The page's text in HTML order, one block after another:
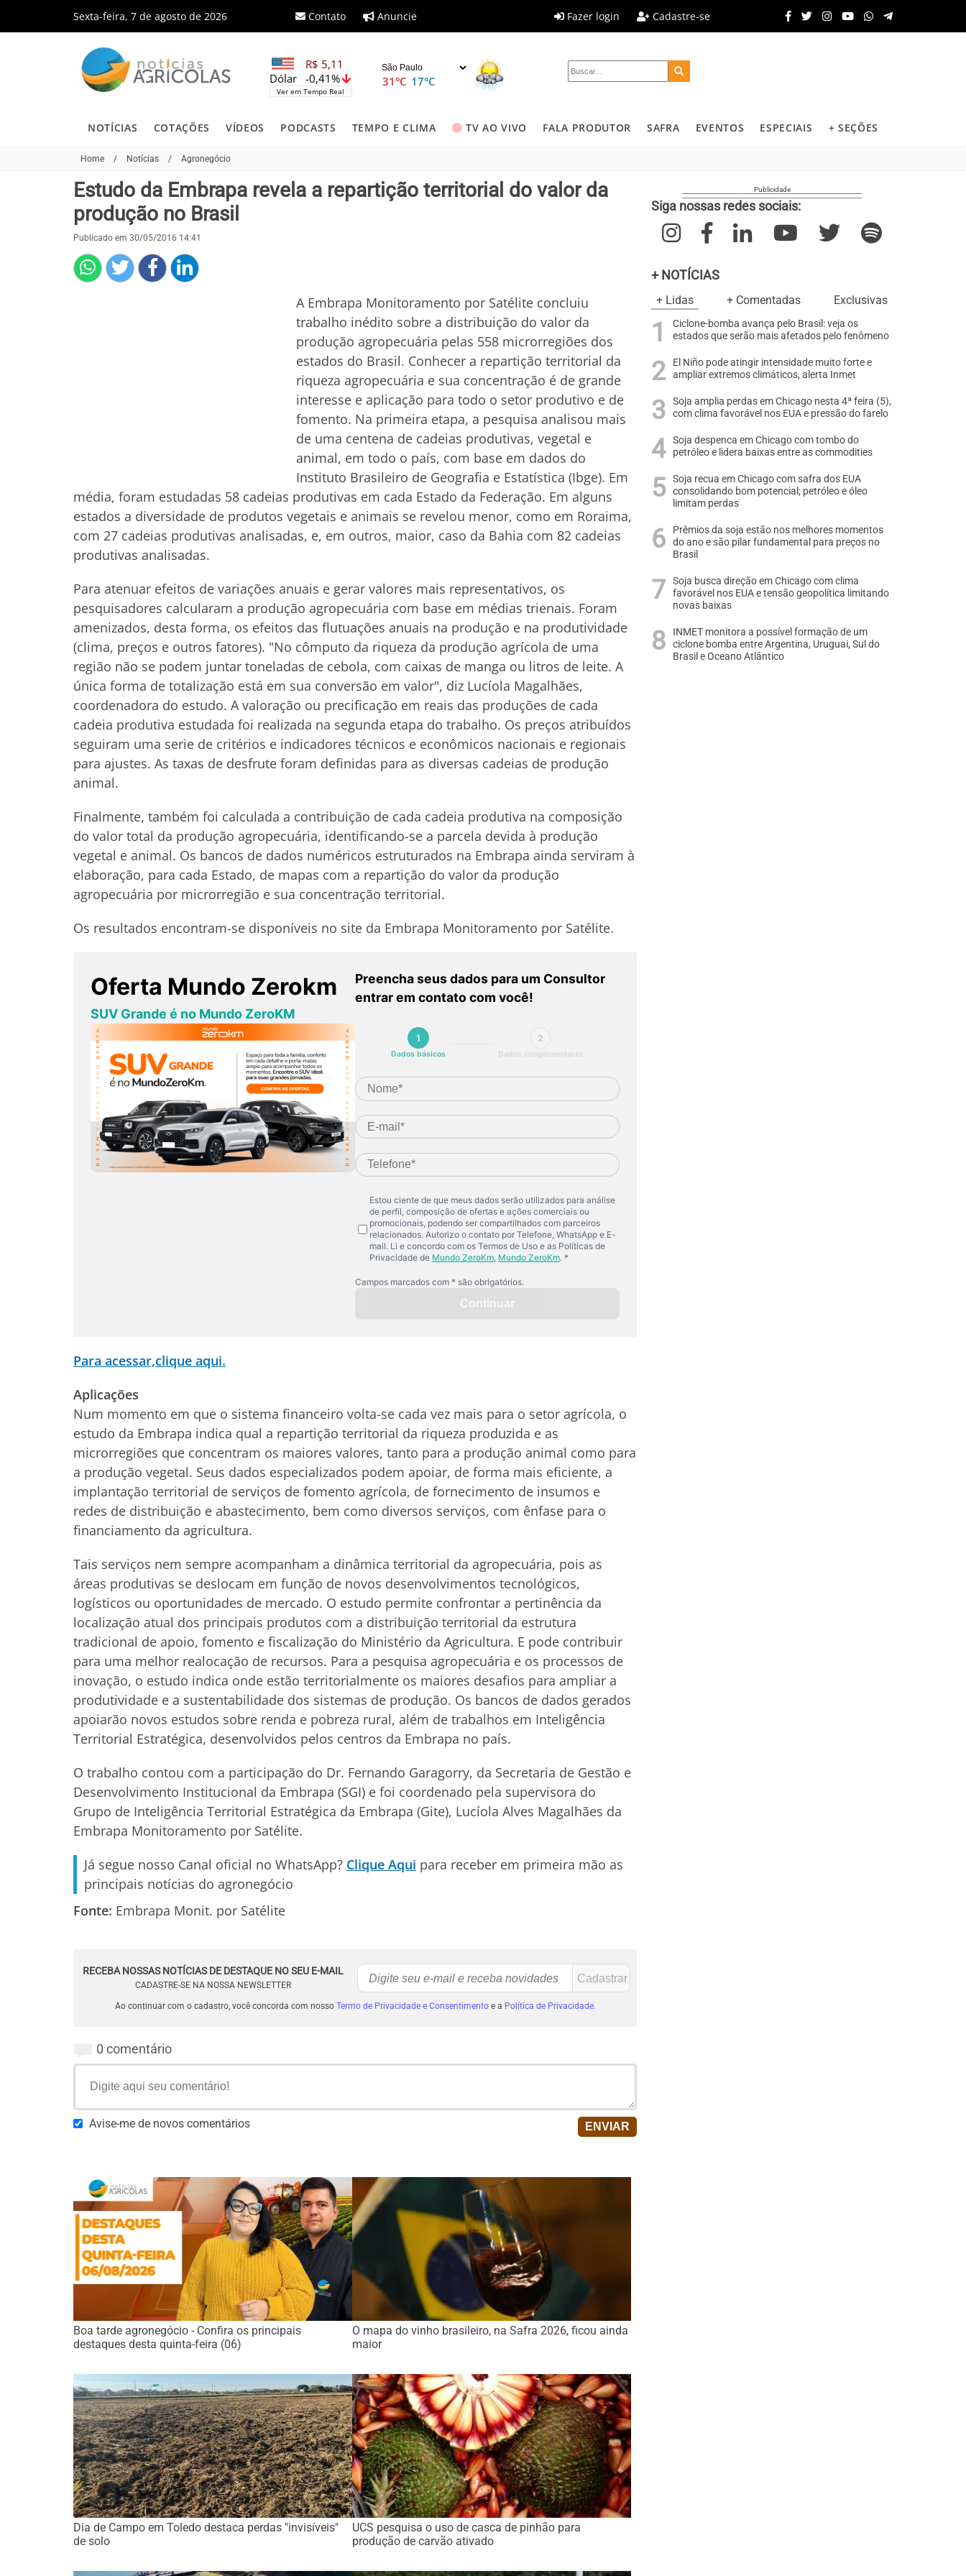
Sexta-feira, 7 de agosto de 2026 Contato Anuncie Fazer login Cadastre-se
R$ 5,11
-0,41%
Dólar
Ver em Tempo Real
31°C 17°C
NOTÍCIAS COTAÇÕES VÍDEOS PODCASTS TEMPO E CLIMA TV AO VIVO FALA PRODUTOR SAFRA EVENTOS ESPECIAIS + SEÇÕES
Home / Notícias / Agronegócio
Estudo da Embrapa revela a repartição territorial do valor da
produção no Brasil
Publicado em 30/05/2016 14:41
A Embrapa Monitoramento por Satélite concluiu
trabalho inédito sobre a distribuição do valor da
produção agropecuária pelas 558 microrregiões dos
estados do Brasil. Conhecer a repartição territorial da
riqueza agropecuária e sua concentração é de grande
interesse e aplicação para todo o setor produtivo e de
fomento. Na primeira etapa, a pesquisa analisou mais
de uma centena de cadeias produtivas, vegetal e
animal, em todo o país, com base em dados do
Instituto Brasileiro de Geografia e Estatística (Ibge). Em
média, foram estudadas 58 cadeias produtivas em cada Estado da Federação. Em alguns
estados a diversidade de produtos vegetais e animais se revelou menor, como em Roraima,
com 27 cadeias produtivas analisadas, e, em outros, maior, caso da Bahia com 82 cadeias
produtivas analisadas.
Para atenuar efeitos de variações anuais e gerar valores mais representativos, os
pesquisadores calcularam a produção agropecuária com base em médias trienais. Foram
amenizados, desta forma, os efeitos das flutuações anuais na produção e na produtividade
(clima, preços e outros fatores). "No cômputo da riqueza da produção agrícola de uma
região não se podem juntar toneladas de cebola, com caixas de manga ou litros de leite. A
única forma de totalização está em sua conversão em valor", diz Lucíola Magalhães,
coordenadora do estudo. A valoração ou precificação em reais das produções de cada
cadeia produtiva estudada foi realizada na segunda etapa do trabalho. Os preços atribuídos
seguiram uma serie de critérios e indicadores técnicos e econômicos nacionais e regionais
para ajustes. As taxas de desfrute foram definidas para as diversas cadeias de produção
animal.
Finalmente, também foi calculada a contribuição de cada cadeia produtiva na composição
do valor total da produção agropecuária, identificando-se a parcela devida à produção
vegetal e animal. Os bancos de dados numéricos estruturados na Embrapa ainda serviram à
elaboração, para cada Estado, de mapas com a repartição do valor da produção
agropecuária por microrregião e sua concentração territorial.
Os resultados encontram-se disponíveis no site da Embrapa Monitoramento por Satélite.
Para acessar,clique aqui.
Aplicações
Num momento em que o sistema financeiro volta-se cada vez mais para o setor agrícola, o
estudo da Embrapa indica qual a repartição territorial da riqueza produzida e as
microrregiões que concentram os maiores valores, tanto para a produção animal como para
a produção vegetal. Seus dados especializados podem apoiar, de forma mais eficiente, a
implantação territorial de serviços de fomento agrícola, de fornecimento de insumos e
redes de distribuição e abastecimento, bem como diversos serviços, com ênfase para o
financiamento da agricultura.
Tais serviços nem sempre acompanham a dinâmica territorial da agropecuária, pois as
áreas produtivas se deslocam em função de novos desenvolvimentos tecnológicos,
logísticos ou oportunidades de mercado. O estudo permite confrontar a pertinência da
localização atual dos principais produtos com a distribuição territorial da estrutura
tradicional de apoio, fomento e fiscalização do Ministério da Agricultura. E pode contribuir
para uma melhor realocação de recursos. Para a pesquisa agropecuária e os processos de
inovação, o estudo indica onde estão territorialmente os maiores desafios para ampliar a
produtividade e a sustentabilidade dos sistemas de produção. Os bancos de dados gerados
apoiarão novos estudos sobre renda e pobreza rural, além de trabalhos em Inteligência
Territorial Estratégica, desenvolvidos pelos centros da Embrapa no país.
O trabalho contou com a participação do Dr. Fernando Garagorry, da Secretaria de Gestão e
Desenvolvimento Institucional da Embrapa (SGI) e foi coordenado pela supervisora do
Grupo de Inteligência Territorial Estratégica da Embrapa (Gite), Lucíola Alves Magalhães da
Embrapa Monitoramento por Satélite.
Já segue nosso Canal oficial no WhatsApp? Clique Aqui para receber em primeira mão as
principais notícias do agronegócio
Fonte: Embrapa Monit. por Satélite
RECEBA NOSSAS NOTÍCIAS DE DESTAQUE NO SEU E-MAIL
CADASTRE-SE NA NOSSA NEWSLETTER
Ao continuar com o cadastro, você concorda com nosso Termo de Privacidade e Consentimentoe a Política de Privacidade.
0 comentário
Avise-me de novos comentários
Boa tarde agronegócio - Confira os principais
destaques desta quinta-feira (06)
O mapa do vinho brasileiro, na Safra 2026, ficou ainda
maior
Dia de Campo em Toledo destaca perdas "invisíveis"
de solo
UCS pesquisa o uso de casca de pinhão para
produção de carvão ativado
Siga nossas redes sociais:
+ NOTÍCIAS
+ Lidas + Comentadas Exclusivas
Ciclone-bomba avança pelo Brasil: veja os
estados que serão mais afetados pelo fenômeno
El Niño pode atingir intensidade muito forte e
ampliar extremos climáticos, alerta Inmet
Soja amplia perdas em Chicago nesta 4ª feira (5),
com clima favorável nos EUA e pressão do farelo
Soja despenca em Chicago com tombo do
petróleo e lidera baixas entre as commodities
Soja recua em Chicago com safra dos EUA
consolidando bom potencial; petróleo e óleo
limitam perdas
Prêmios da soja estão nos melhores momentos
do ano e são pilar fundamental para preços no
Brasil
Soja busca direção em Chicago com clima
favorável nos EUA e tensão geopolítica limitando
novas baixas
INMET monitora a possível formação de um
ciclone bomba entre Argentina, Uruguai, Sul do
Brasil e Oceano Atlântico